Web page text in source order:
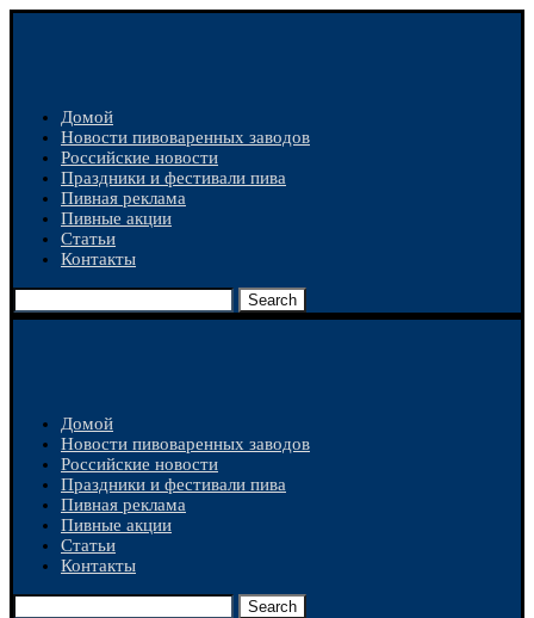
Домой
Новости пивоваренных заводов
Российские новости
Праздники и фестивали пива
Пивная реклама
Пивные акции
Статьи
Контакты
Search
Домой
Новости пивоваренных заводов
Российские новости
Праздники и фестивали пива
Пивная реклама
Пивные акции
Статьи
Контакты
Search